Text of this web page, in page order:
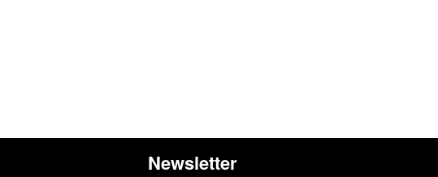
Newsletter